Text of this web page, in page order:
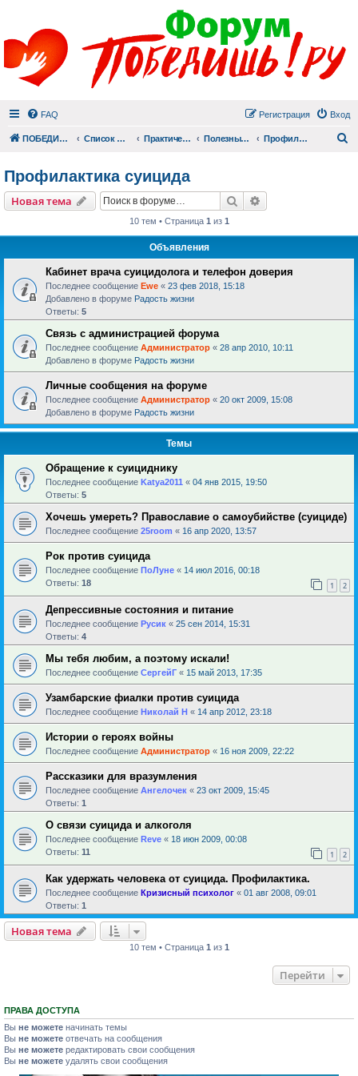
FAQ Вход
Регистрация
ПОБЕДИШЬ.РУ Список форумов Практический раздел Полезные материалы Профилактика суицида
Профилактика суицида
Новая тема Поиск
10 тем • Страница 1 из 1
Объявления
Кабинет врача суицидолога и телефон доверия
Последнее сообщение Ewe « 23 фев 2018, 15:18
Добавлено в форуме Радость жизни
Ответы: 5
Связь с администрацией форума
Последнее сообщение Администратор « 28 апр 2010, 10:11
Добавлено в форуме Радость жизни
Личные сообщения на форуме
Последнее сообщение Администратор « 20 окт 2009, 15:08
Добавлено в форуме Радость жизни
Темы
Обращение к суициднику
Последнее сообщение Katya2011 « 04 янв 2015, 19:50
Ответы: 5
Хочешь умереть? Православие о самоубийстве (суициде)
Последнее сообщение 25room « 16 апр 2020, 13:57
Рок против суицида
Последнее сообщение ПоЛуне « 14 июл 2016, 00:18
Ответы: 18 1 2
Депрессивные состояния и питание
Последнее сообщение Русик « 25 сен 2014, 15:31
Ответы: 4
Мы тебя любим, а поэтому искали!
Последнее сообщение СергейГ « 15 май 2013, 17:35
Узамбарские фиалки против суицида
Последнее сообщение Николай Н « 14 апр 2012, 23:18
Истории о героях войны
Последнее сообщение Администратор « 16 ноя 2009, 22:22
Рассказики для вразумления
Последнее сообщение Ангелочек « 23 окт 2009, 15:45
Ответы: 1
О связи суицида и алкоголя
Последнее сообщение Reve « 18 июн 2009, 00:08
Ответы: 11 1 2
Как удержать человека от суицида. Профилактика.
Последнее сообщение Кризисный психолог « 01 авг 2008, 09:01
Ответы: 1
Новая тема
10 тем • Страница 1 из 1
Перейти
ПРАВА ДОСТУПА
Вы не можете начинать темы
Вы не можете отвечать на сообщения
Вы не можете редактировать свои сообщения
Вы не можете удалять свои сообщения